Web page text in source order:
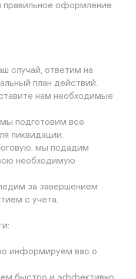
правильное оформление
случай, ответим на
план действий.
нам необходимые
подготовим все
ликвидации.
мы подадим
необходимую
за завершением
с учета.